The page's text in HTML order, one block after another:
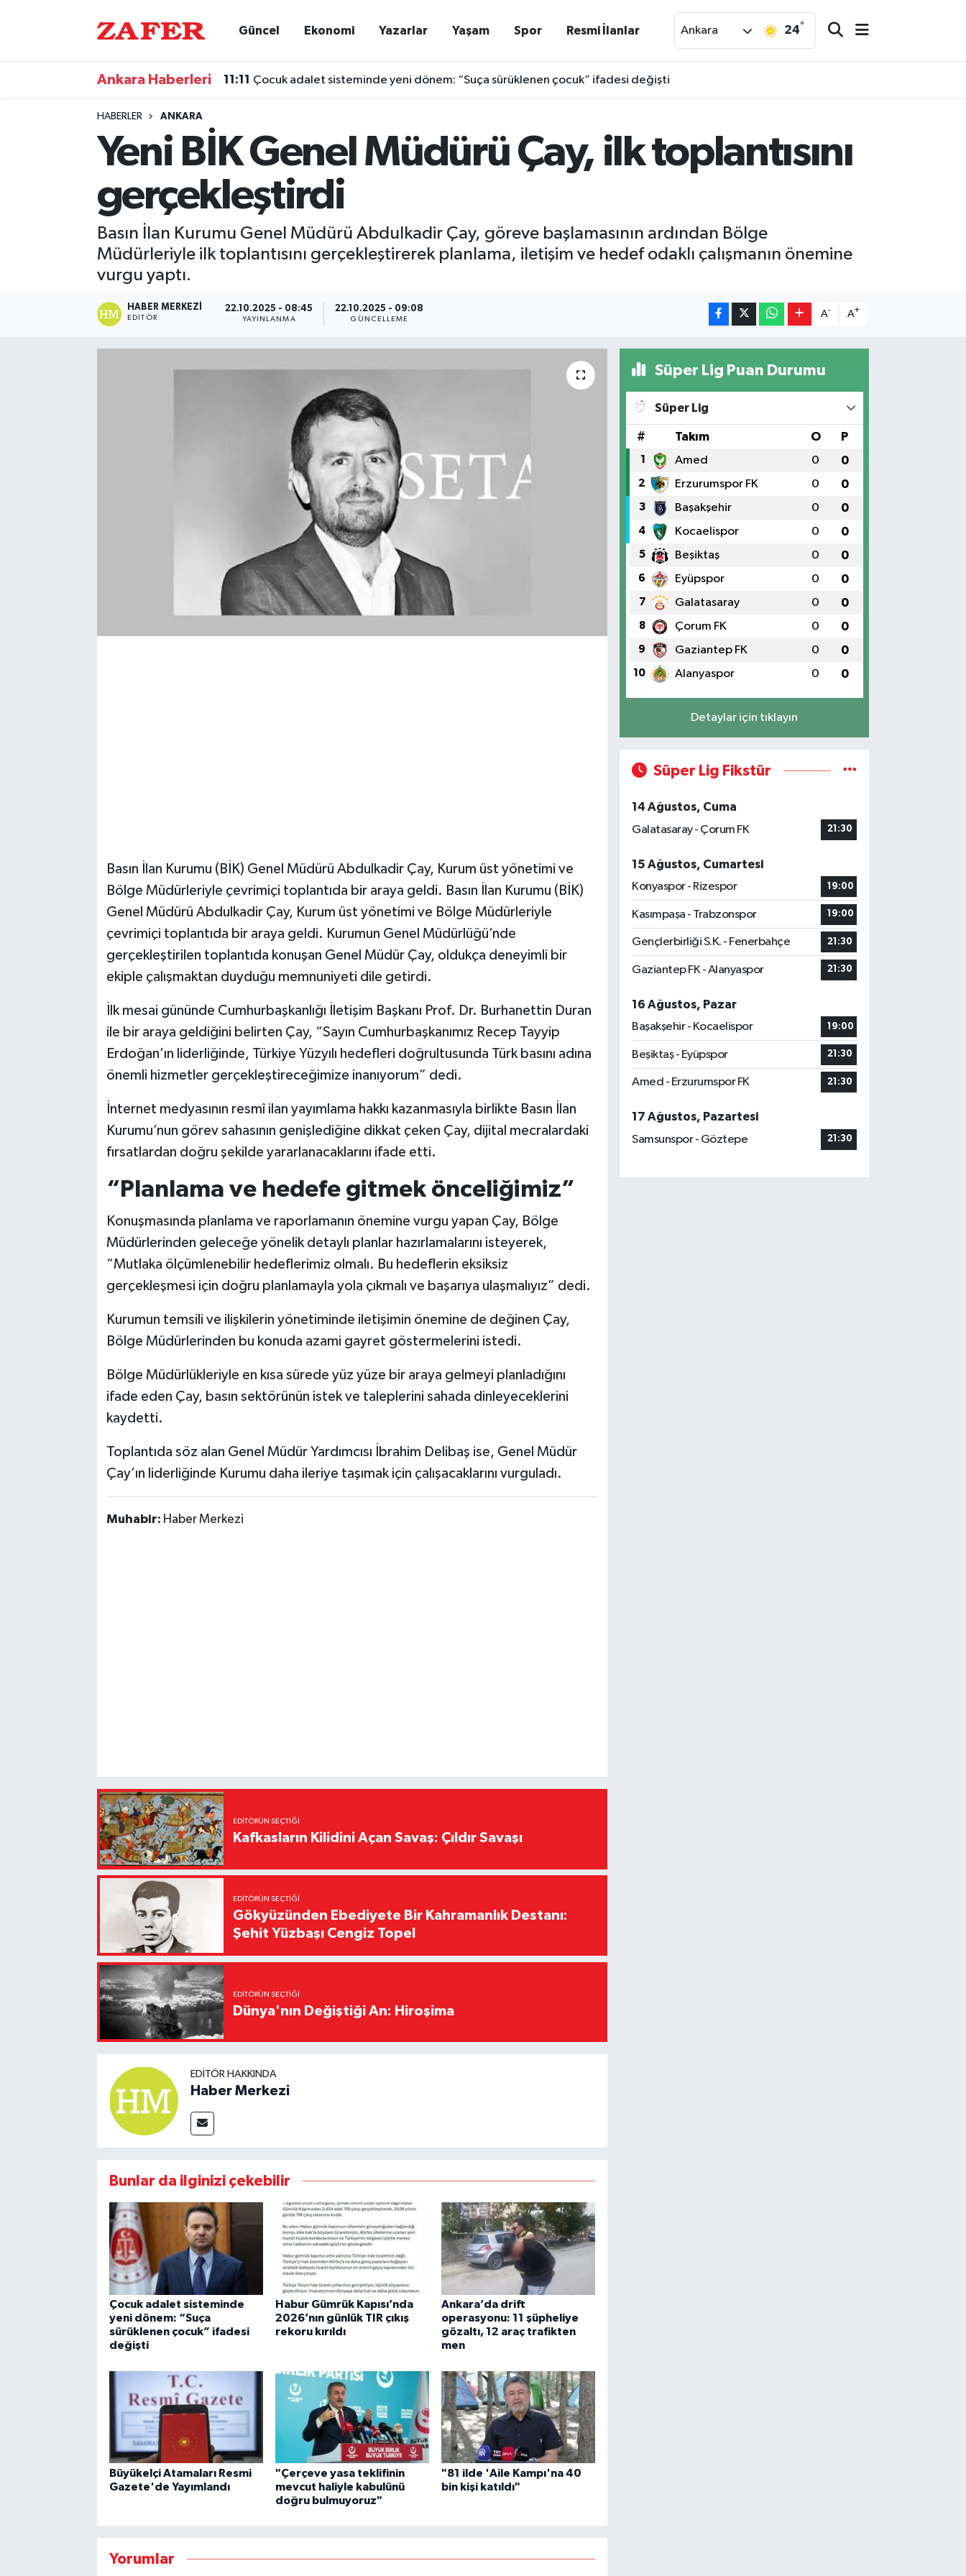
Güncel Ekonomi Yazarlar Yaşam Spor Resmi İlanlar Ankara 24°
Ankara Haberleri 11:11 Çocuk adalet sisteminde yeni dönem: “Suça sürüklenen çocuk” ifadesi değişti
HABERLER ANKARA
Yeni BİK Genel Müdürü Çay, ilk toplantısını
gerçekleştirdi
Basın İlan Kurumu Genel Müdürü Abdulkadir Çay, göreve başlamasının ardından Bölge
Müdürleriyle ilk toplantısını gerçekleştirerek planlama, iletişim ve hedef odaklı çalışmanın önemine
vurgu yaptı.
HABER MERKEZI
EDITÖR
22.10.2025 - 08:45
YAYINLANMA
22.10.2025 - 09:08
GÜNCELLEME
A- A+
Basın İlan Kurumu (BİK) Genel Müdürü Abdulkadir Çay, Kurum üst yönetimi ve
Bölge Müdürleriyle çevrimiçi toplantıda bir araya geldi. Basın İlan Kurumu (BİK)
Genel Müdürü Abdulkadir Çay, Kurum üst yönetimi ve Bölge Müdürleriyle
çevrimiçi toplantıda bir araya geldi. Kurumun Genel Müdürlüğü’nde
gerçekleştirilen toplantıda konuşan Genel Müdür Çay, oldukça deneyimli bir
ekiple çalışmaktan duyduğu memnuniyeti dile getirdi.
İlk mesai gününde Cumhurbaşkanlığı İletişim Başkanı Prof. Dr. Burhanettin Duran
ile bir araya geldiğini belirten Çay, “Sayın Cumhurbaşkanımız Recep Tayyip
Erdoğan’ın liderliğinde, Türkiye Yüzyılı hedefleri doğrultusunda Türk basını adına
önemli hizmetler gerçekleştireceğimize inanıyorum” dedi.
İnternet medyasının resmî ilan yayımlama hakkı kazanmasıyla birlikte Basın İlan
Kurumu’nun görev sahasının genişlediğine dikkat çeken Çay, dijital mecralardaki
fırsatlardan doğru şekilde yararlanacaklarını ifade etti.
“Planlama ve hedefe gitmek önceliğimiz”
Konuşmasında planlama ve raporlamanın önemine vurgu yapan Çay, Bölge
Müdürlerinden geleceğe yönelik detaylı planlar hazırlamalarını isteyerek,
“Mutlaka ölçümlenebilir hedeflerimiz olmalı. Bu hedeflerin eksiksiz
gerçekleşmesi için doğru planlamayla yola çıkmalı ve başarıya ulaşmalıyız” dedi.
Kurumun temsili ve ilişkilerin yönetiminde iletişimin önemine de değinen Çay,
Bölge Müdürlerinden bu konuda azami gayret göstermelerini istedi.
Bölge Müdürlükleriyle en kısa sürede yüz yüze bir araya gelmeyi planladığını
ifade eden Çay, basın sektörünün istek ve taleplerini sahada dinleyeceklerini
kaydetti.
Toplantıda söz alan Genel Müdür Yardımcısı İbrahim Delibaş ise, Genel Müdür
Çay’ın liderliğinde Kurumu daha ileriye taşımak için çalışacaklarını vurguladı.
Muhabir: Haber Merkezi
EDITÖRÜN SEÇTIĞI
Kafkasların Kilidini Açan Savaş: Çıldır Savaşı
EDITÖRÜN SEÇTIĞI
Gökyüzünden Ebediyete Bir Kahramanlık Destanı:
Şehit Yüzbaşı Cengiz Topel
EDITÖRÜN SEÇTIĞI
Dünya'nın Değiştiği An: Hiroşima
EDITÖR HAKKINDA
Haber Merkezi
Bunlar da ilginizi çekebilir
Çocuk adalet sisteminde
yeni dönem: “Suça
sürüklenen çocuk” ifadesi
değişti
Habur Gümrük Kapısı’nda
2026’nın günlük TIR çıkış
rekoru kırıldı
Ankara’da drift
operasyonu: 11 şüpheliye
gözaltı, 12 araç trafikten
men
Büyükelçi Atamaları Resmi
Gazete'de Yayımlandı
"Çerçeve yasa teklifinin
mevcut haliyle kabulünü
doğru bulmuyoruz"
"81 ilde 'Aile Kampı'na 40
bin kişi katıldı"
Yorumlar
Süper Lig Puan Durumu
Süper Lig
# Takım O P
1 Amed 0 0
2 Erzurumspor FK 0 0
3 Başakşehir 0 0
4 Kocaelispor 0 0
5 Beşiktaş 0 0
6 Eyüpspor 0 0
7 Galatasaray 0 0
8 Çorum FK 0 0
9 Gaziantep FK 0 0
10 Alanyaspor 0 0
Detaylar için tıklayın
Süper Lig Fikstür
14 Ağustos, Cuma
Galatasaray - Çorum FK
21:30
15 Ağustos, Cumartesi
Konyaspor - Rizespor
19:00
Kasımpaşa - Trabzonspor 19:00
Gençlerbirliği S.K. - Fenerbahçe 21:30
Gaziantep FK - Alanyaspor 21:30
16 Ağustos, Pazar
Başakşehir - Kocaelispor
19:00
Beşiktaş - Eyüpspor 21:30
Amed - Erzurumspor FK 21:30
17 Ağustos, Pazartesi
Samsunspor - Göztepe
21:30
Trafik Durumu
Süper Lig Puan Durumu ve Fikstür
Tüm Manşetler
Son Dakika Haberleri
Haber Arşivi